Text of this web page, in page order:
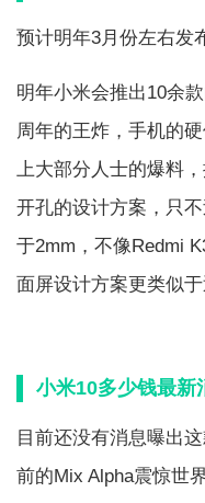
预计明年3月份左右发
明年小米会推出10余
周年的王炸，手机的
上大部分人士的爆料
开孔的设计方案，只
于2mm，不像Redmi
面屏设计方案更类似
小米10多少钱最新
目前还没有消息曝出
前的Mix Alpha震惊世